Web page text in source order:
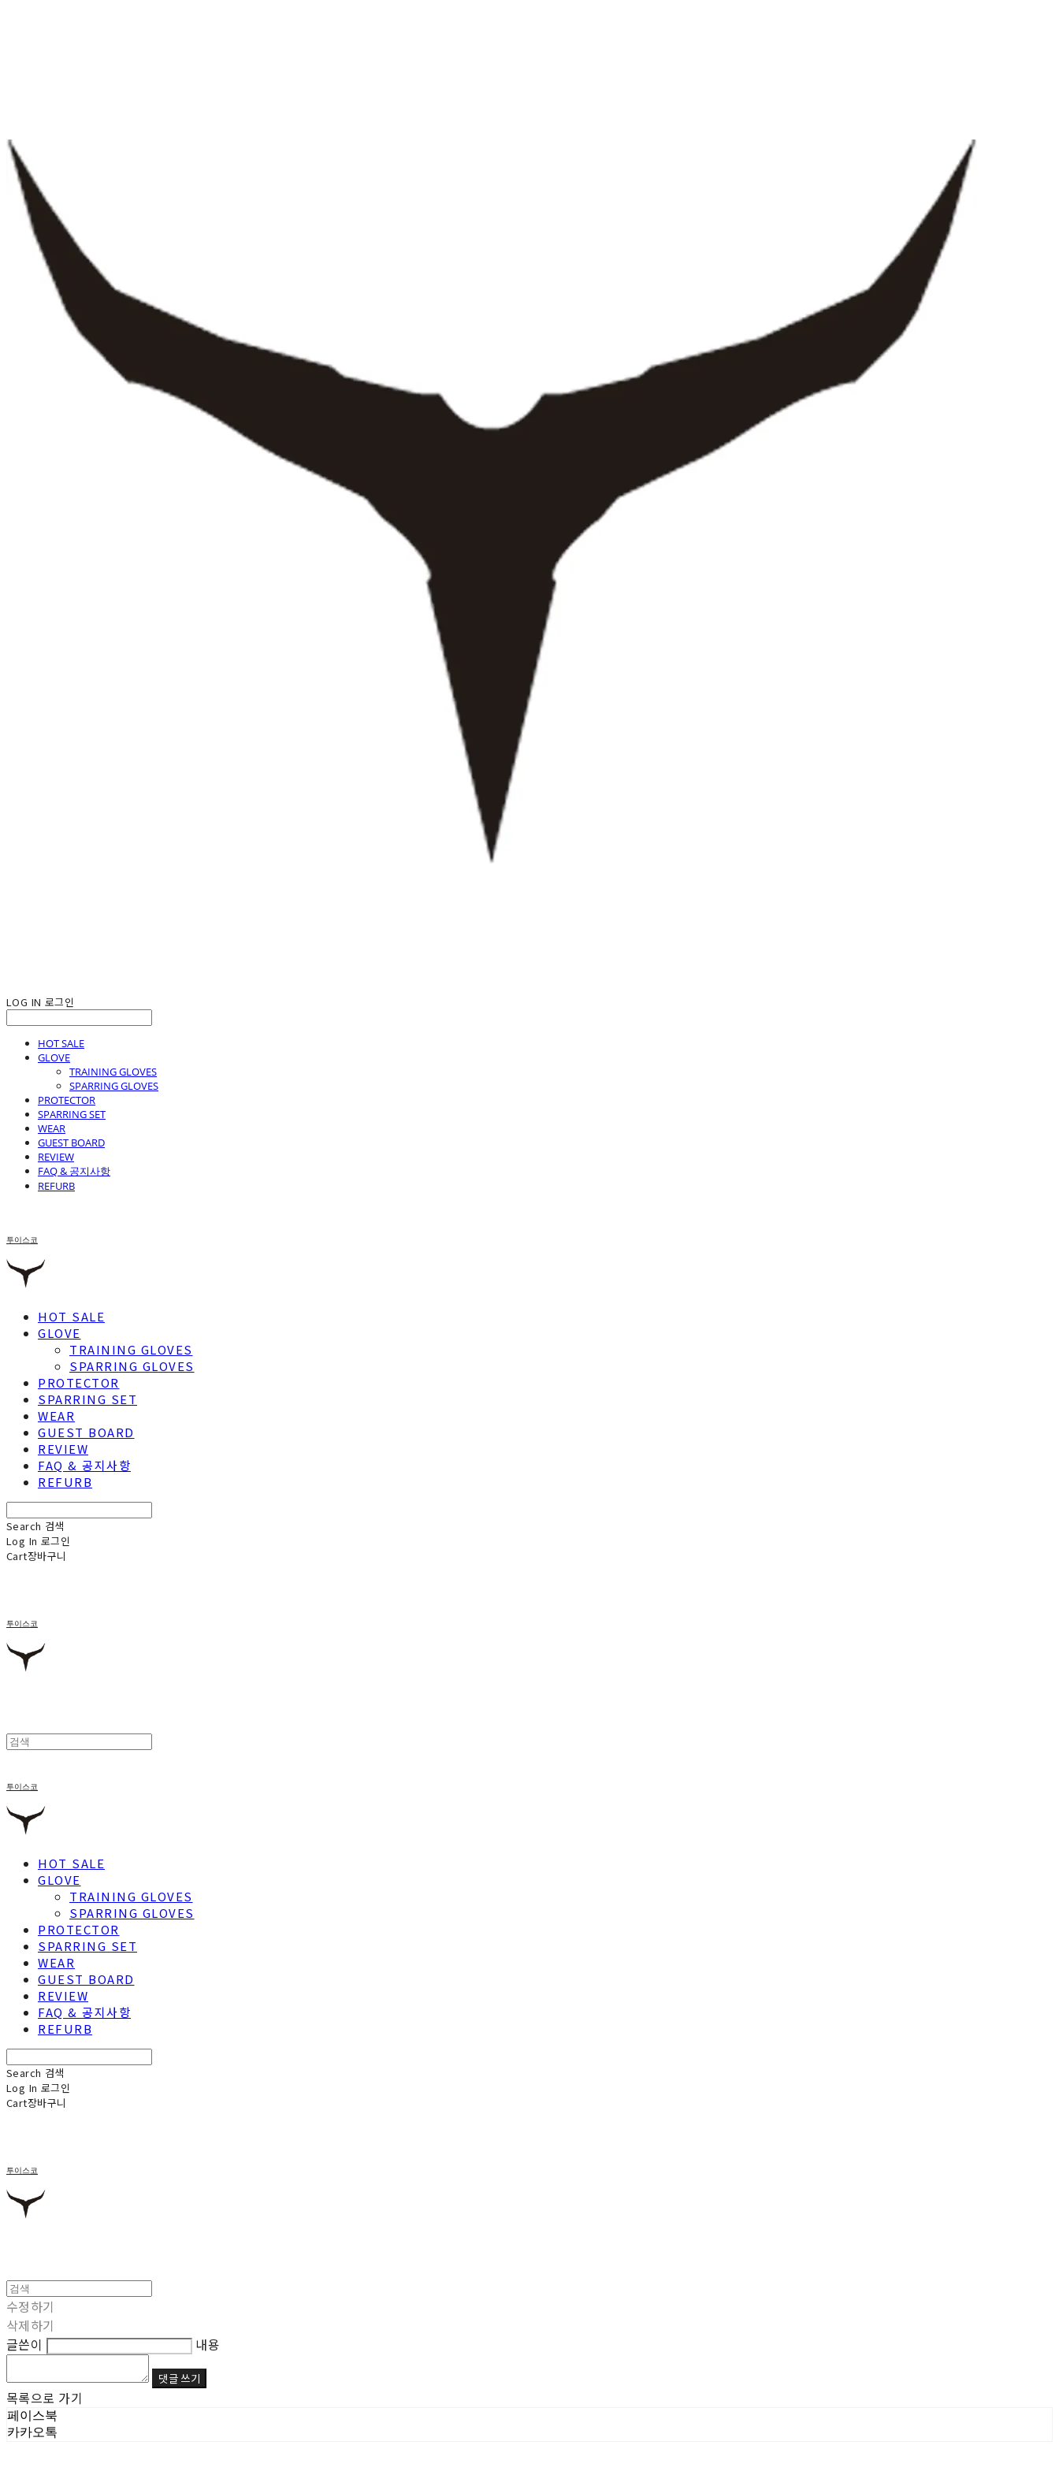
LOG IN 로그인
HOT SALE
GLOVE
TRAINING GLOVES
SPARRING GLOVES
PROTECTOR
SPARRING SET
WEAR
GUEST BOARD
REVIEW
FAQ & 공지사항
REFURB
투이스코
HOT SALE
GLOVE
TRAINING GLOVES
SPARRING GLOVES
PROTECTOR
SPARRING SET
WEAR
GUEST BOARD
REVIEW
FAQ & 공지사항
REFURB
Search 검색
Log In 로그인
Cart장바구니
투이스코
투이스코
HOT SALE
GLOVE
TRAINING GLOVES
SPARRING GLOVES
PROTECTOR
SPARRING SET
WEAR
GUEST BOARD
REVIEW
FAQ & 공지사항
REFURB
Search 검색
Log In 로그인
Cart장바구니
투이스코
수정하기
삭제하기
글쓴이
내용
댓글 쓰기
목록으로 가기
페이스북
카카오톡